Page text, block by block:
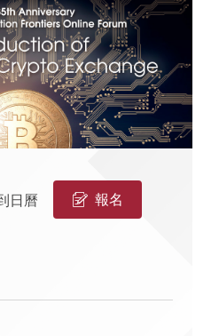
日曆 報名